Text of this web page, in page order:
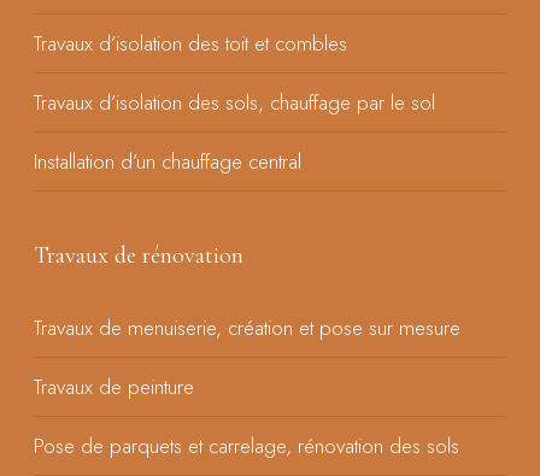
Travaux d’isolation des toit et combles
Travaux d’isolation des sols, chauffage par le sol
Installation d’un chauffage central
Travaux de rénovation
Travaux de menuiserie, création et pose sur mesure
Travaux de peinture
Pose de parquets et carrelage, rénovation des sols